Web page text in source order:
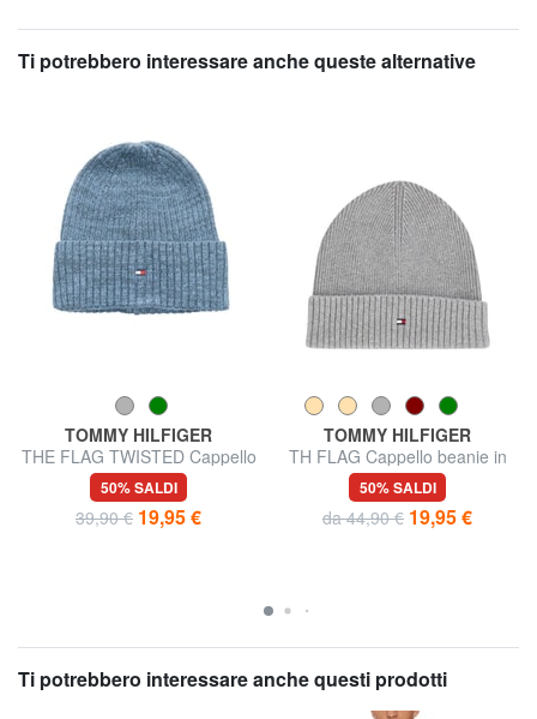
Ti potrebbero interessare anche queste alternative
TOMMY HILFIGER
THE FLAG TWISTED Cappello
50% SALDI
39,90 € 19,95 €
TOMMY HILFIGER
TH FLAG Cappello beanie in
cotone con risvolto
50% SALDI
da 44,90 € 19,95 €
Ti potrebbero interessare anche questi prodotti